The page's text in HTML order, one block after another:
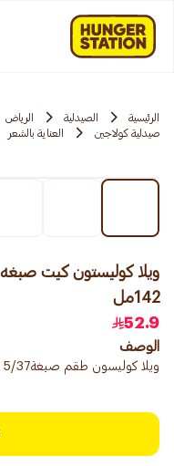
الرئيسية الصيدلية الرياض
صيدلية كولاجين
العناية بالشعر
142مل
52.9
الوصف
ويلا كوليسون طقم صبغة5/37 بني لامع 50مل